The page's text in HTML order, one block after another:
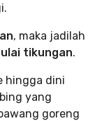
, maka jadilah
tikungan.
hingga dini
yang
goreng